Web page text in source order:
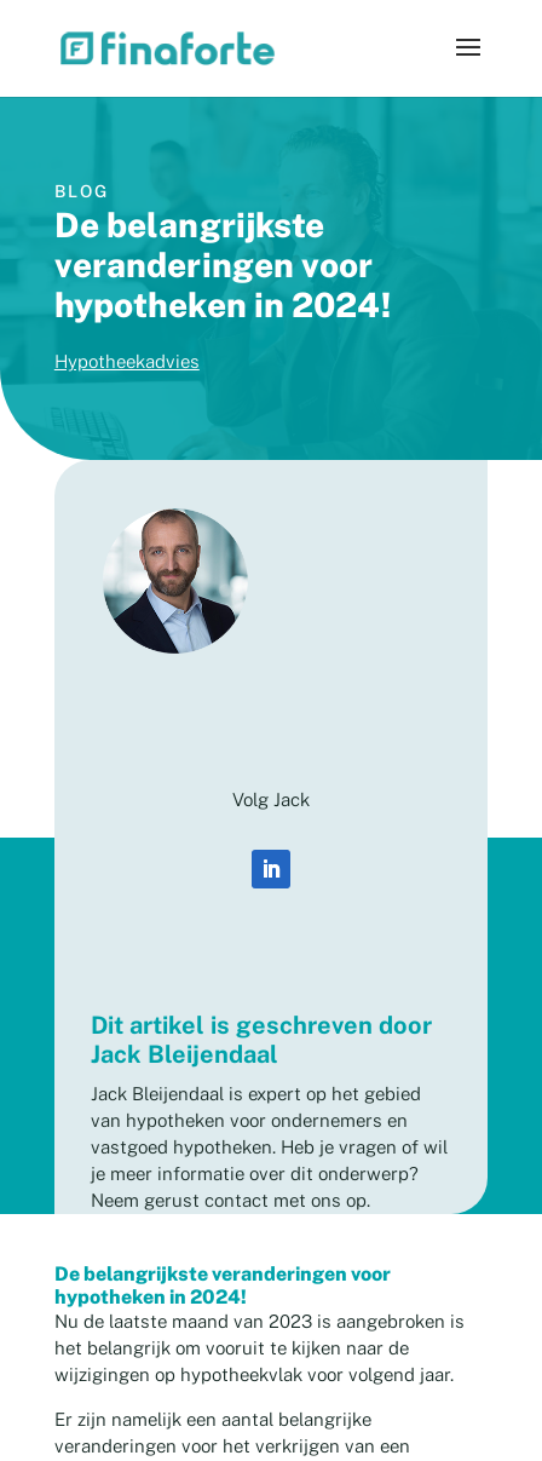
BLOG
De belangrijkste
veranderingen voor
hypotheken in 2024!
Hypotheekadvies
Volg Jack
Dit artikel is geschreven door
Jack Bleijendaal
Jack Bleijendaal is expert op het gebied
van hypotheken voor ondernemers en
vastgoed hypotheken. Heb je vragen of wil
je meer informatie over dit onderwerp?
Neem gerust contact met ons op.
De belangrijkste veranderingen voor
hypotheken in 2024!
Nu de laatste maand van 2023 is aangebroken is
het belangrijk om vooruit te kijken naar de
wijzigingen op hypotheekvlak voor volgend jaar.
Er zijn namelijk een aantal belangrijke
veranderingen voor het verkrijgen van een